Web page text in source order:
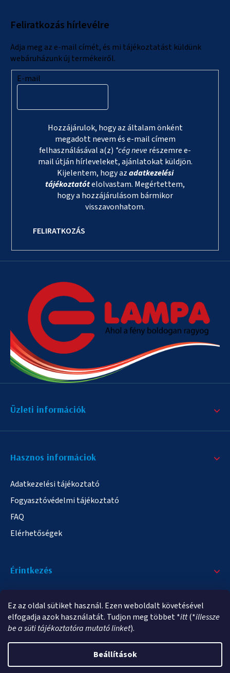
Ez az oldal sütiket használ. Ezen weboldalt követésével
elfogadja azok használatát. Tudjon meg többet *itt(*illessze
be a süti tájékoztatóra mutató linket).
Beállítások
Feliratkozás hírlevélre
Adja meg az e-mail címét, és mi tájékoztatást küldünk
webáruházunk új termékeiről.
E-mail
Hozzájárulok, hogy az általam önként
megadott nevem és e-mail címem
felhasználásával a(z) *cég neverészemre e-
mail útján hírleveleket, ajánlatokat küldjön.
Kijelentem, hogy azadatkezelési
tájékoztatótelolvastam. Megértettem,
hogy a hozzájárulásom bármikor
visszavonhatom.
FELIRATKOZÁS
Üzleti információk
Hasznos informáciok
Adatkezelési tájékoztató
Fogyasztóvédelmi tájékoztató
FAQ
Elérhetőségek
Érintkezés
info@elampa.hu
elampa.hu. Minden jog fenntartva.